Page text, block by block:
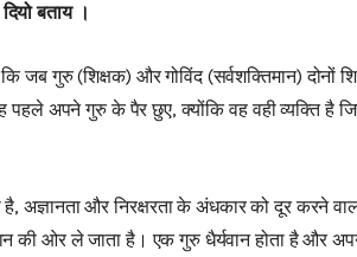
बताय ।
जब गुरु (शिक्षक) और गोविंद (सर्वशक्तिमान)
पहले अपने गुरु के पैर छुए, क्योंकि वह वही व्यक्ति है
अज्ञानता और निरक्षरता के अंधकार को दूर करने
ओर ले जाता है। एक गुरु धैर्यवान होता है और अपने